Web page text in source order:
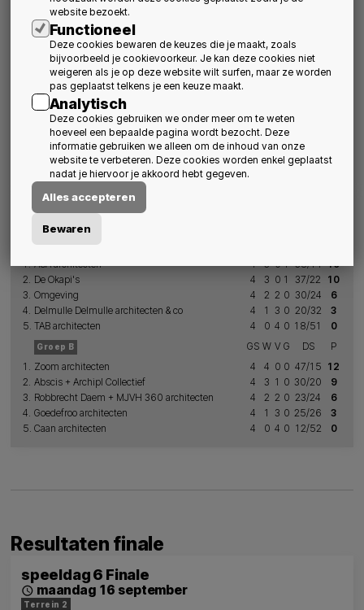
website bezoekt.
Functioneel
Deze cookies bewaren de keuzes die je maakt, zoals
bijvoorbeeld je cookievoorkeur. Je kan deze cookies niet
weigeren als je op deze website wilt surfen, maar ze worden
pas geplaatst telkens je een keuze maakt.
Analytisch
Deze cookies gebruiken we onder meer om te weten
hoeveel een bepaalde pagina wordt bezocht. Deze
informatie gebruiken we alleen om de inhoud van onze
website te verbeteren. Deze cookies worden enkel geplaatst
nadat je hiervoor je akkoord hebt gegeven.
Alles accepteren
Bewaren
speeldag 5 Groepsfase
schedulemaandag 9 september
Terrein 1
Omgeving - Delmulle Delmulle architecten & co
TAB architecten - ASA architecten
Terrein 2
Zoom architecten - Goedefroo architecten
Abscis + Archipl Collectief - Robbrecht Daem + MJVH
360 architecten
6 - 4
Klassement Groepsfase
na speeldag 5
Groep A
1. ASA architecten 4 3 0 1 38/14 10
2. De Okapi's 4 3 0 1 37/22
10
3. Omgeving 4 2 2 0 30/24
6
4. Delmulle Delmulle architecten & co 4 1 3 0 20/32
3
5. TAB architecten 4 0 4 0 18/51 0
Groep B GS W V G DS
P
1. Zoom architecten 4 4 0 0 47/15 12
2. Abscis + Archipl Collectief 4 3 1 0 30/20
9
3. Robbrecht Daem + MJVH 360 architecten 4 2 2 0 23/24
6
4. Goedefroo architecten 4 1 3 0 25/26
3
5. Caan architecten 4 0 4 0 12/52 0
Resultaten finale
speeldag 6 Finale
schedule maandag 16 september
Terrein 2